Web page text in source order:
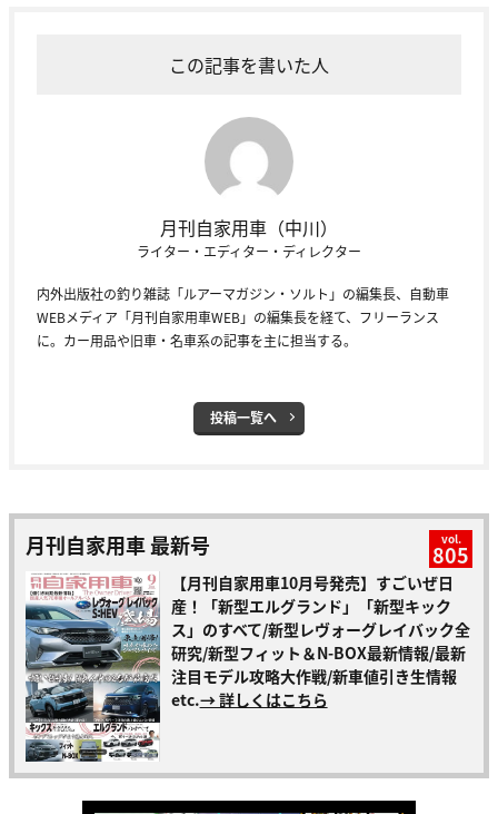
この記事を書いた人
月刊自家用車（中川）
ライター・エディター・ディレクター
内外出版社の釣り雑誌「ルアーマガジン・ソルト」の編集長、自動車
WEBメディア「月刊自家用車WEB」の編集長を経て、フリーランス
に。カー用品や旧車・名車系の記事を主に担当する。
投稿一覧へ
月刊自家用車 最新号 vol.
805
【月刊自家用車10月号発売】すごいぜ日
産！「新型エルグランド」「新型キック
ス」のすべて/新型レヴォーグレイバック全
研究/新型フィット＆N-BOX最新情報/最新
注目モデル攻略大作戦/新車値引き生情報
etc.→ 詳しくはこちら